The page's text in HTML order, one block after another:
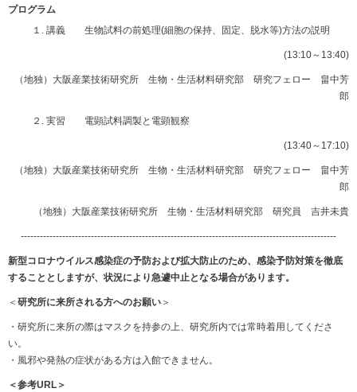
プログラム
１. 講義 生物試料の前処理(細胞の保持、固定、脱水等)方法の説明
(13:10～13:40)
（地独）大阪産業技術研究所 生物・生活材料研究部 研究フェロー 畠中芳
郎
２. 実習 電顕試料調製と電顕観察
(13:40～17:10)
（地独）大阪産業技術研究所 生物・生活材料研究部 研究フェロー 畠中芳
郎
（地独）大阪産業技術研究所 生物・生活材料研究部 研究員 吉井未貴
---------------------------------------------------------------------------------------------------
新型コロナウイルス感染症の予防および拡大防止のため、感染予防対策を徹底
することとしますが、状況により急遽中止となる場合があります。
＜ 研究所に来所される方へのお願い ＞
・研究所に来所の際はマスクを持参の上、研究所内では常時着用してくださ
い。
・風邪や発熱の症状がある方は入館できません。
＜参考URL＞